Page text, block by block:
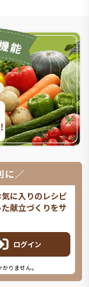
に／
に入りのレシピ
献立づくりをサ
ログイン
りません。